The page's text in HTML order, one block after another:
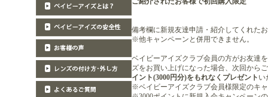
備考欄に新規友達申請・紹介してくれた
※他キャンペーンと併用できません。
ベイビーアイズクラブ会員の方がお友達
ズをお買い上げになった場合、次回から
イント(3000円分)をもれなくプレゼント い
※ベイビーアイズクラブ会員様限定のキ